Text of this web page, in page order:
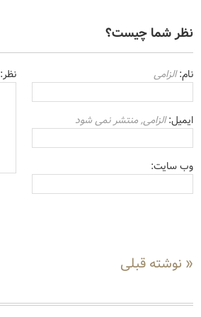
نظر شما چیست؟
نام:الزامی
ایمیل:الزامی, منتشر نمی شود
وب سایت:
نظر:
« نوشته قبلی